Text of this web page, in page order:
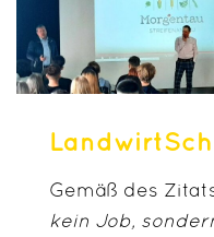
Gemäß des
kein Job,